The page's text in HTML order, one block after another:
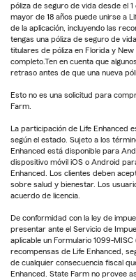
póliza de seguro de vida desde el
mayor de 18 años puede unirse a
de la aplicación, incluyendo las
tengas una póliza de seguro de
titulares de póliza en Florida y
completo.Ten en cuenta que
retraso antes de que una nueva
Esto no es una solicitud para
Farm.
La participación de Life Enhanced
según el estado. Sujeto a los
Enhanced está disponible para
dispositivo móvil iOS o Android
Enhanced. Los clientes deben
sobre salud y bienestar. Los
acuerdo de licencia.
De conformidad con la ley de
presentar ante el Servicio de
aplicable un Formulario 1099-
recompensas de Life Enhanced,
de cualquier consecuencia fiscal
Enhanced. State Farm no provee